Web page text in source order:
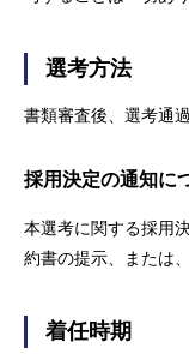
選考方法
書類審査後、選考通
採用決定の通知に
本選考に関する採用
約書の提示、または
着任時期